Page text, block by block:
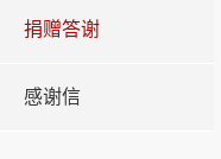
捐赠答谢
感谢信